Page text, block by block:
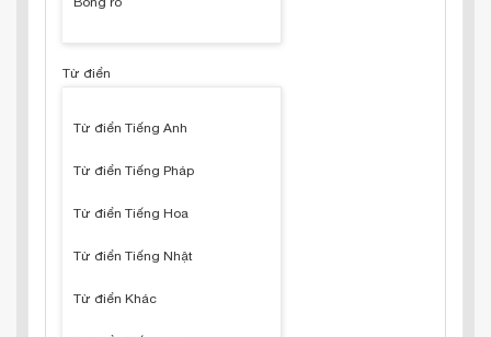
Từ điển
Từ điển Tiếng Anh
Từ điển Tiếng Pháp
Từ điển Tiếng Hoa
Từ điển Tiếng Nhật
Từ điển Khác